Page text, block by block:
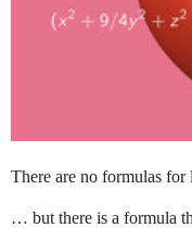
There are no formulas
… but there is a formula